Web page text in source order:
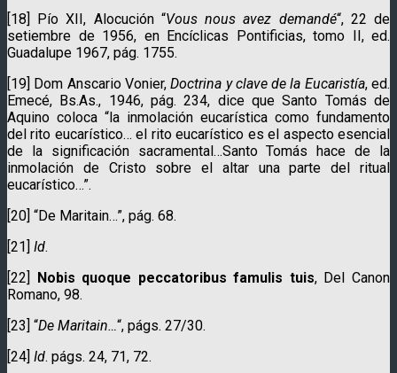
[18] Pío XII, Alocución “Vous nous avez demandé“, 22 de
setiembre de 1956, en Encíclicas Pontificias, tomo II, ed.
Guadalupe 1967, pág. 1755.
[19] Dom Anscario Vonier,Doctrina y clave de la Eucaristía, ed.
Emecé, Bs.As., 1946, pág. 234, dice que Santo Tomás de
Aquino coloca “la inmolación eucarística como fundamento
del rito eucarístico… el rito eucarístico es el aspecto esencial
de la significación sacramental…Santo Tomás hace de la
inmolación de Cristo sobre el altar una parte del ritual
eucarístico…”.
[20] “De Maritain…”, pág. 68.
[21] Id.
[22] Nobis quoque peccatoribus famulis tuis, Del Canon
Romano, 98.
[23] “De Maritain…“, págs. 27/30.
[24] Id. págs. 24, 71, 72.